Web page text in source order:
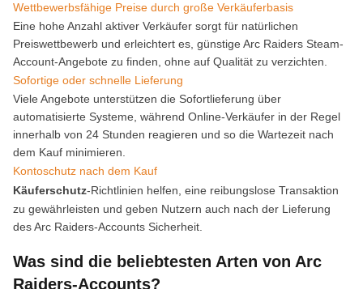
Wettbewerbsfähige Preise durch große Verkäuferbasis
Eine hohe Anzahl aktiver Verkäufer sorgt für natürlichen
Preiswettbewerb und erleichtert es, günstige Arc Raiders Steam-
Account-Angebote zu finden, ohne auf Qualität zu verzichten.
Sofortige oder schnelle Lieferung
Viele Angebote unterstützen die Sofortlieferung über
automatisierte Systeme, während Online-Verkäufer in der Regel
innerhalb von 24 Stunden reagieren und so die Wartezeit nach
dem Kauf minimieren.
Kontoschutz nach dem Kauf
Käuferschutz-Richtlinien helfen, eine reibungslose Transaktion
zu gewährleisten und geben Nutzern auch nach der Lieferung
des Arc Raiders-Accounts Sicherheit.
Was sind die beliebtesten Arten von Arc
Raiders-Accounts?